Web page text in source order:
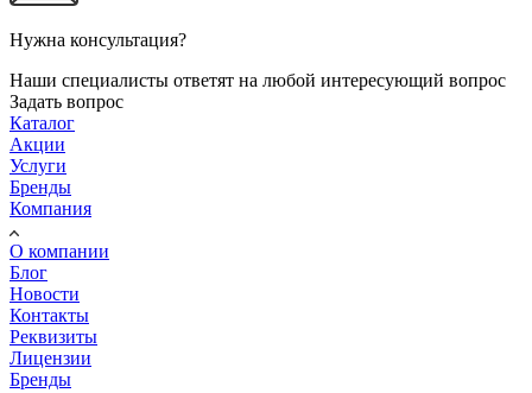
Нужна консультация?
Наши специалисты ответят на любой интересующий вопрос
Задать вопрос
Каталог
Акции
Услуги
Бренды
Компания
О компании
Блог
Новости
Контакты
Реквизиты
Лицензии
Бренды